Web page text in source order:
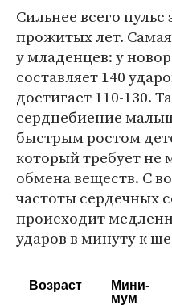
Сильнее всего пульс
прожитых лет.
у младенцев: у
составляет 140
достигает 110-130.
сердцебиение
быстрым ростом
который требует не
обмена веществ. С
частоты сердечных
происходит
ударов в минуту к
Возраст
Ми­ни­
мум